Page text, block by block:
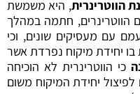
הווטרינרית, היא משמשת
הווטרינרים, חתמה במהלך
עם מעסיקים שונים, וכי
בו יחידת מיקוח נפרדת אשר
כי הווטרינרית לא הוכיחה
יחידת המיקוח משום